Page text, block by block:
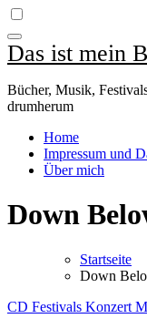
Das ist mein
Bücher, Musik,
drumherum
Home
Impressum und
Über mich
Down
Startseite
Down
CD Festivals Konzert